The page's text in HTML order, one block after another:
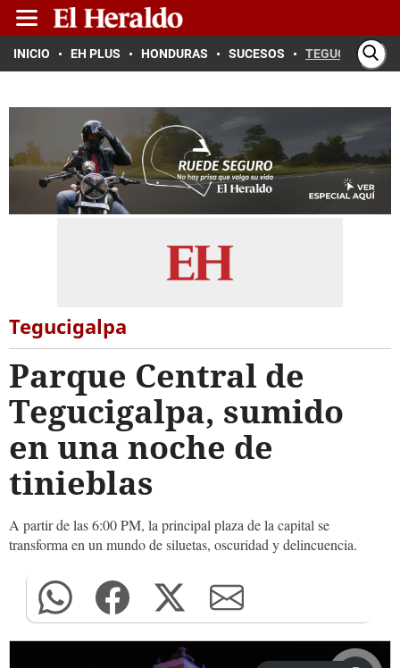
INICIO EH PLUS HONDURAS SUCESOS TEGUCIGALPA
Tegucigalpa
Parque Central de
Tegucigalpa, sumido
en una noche de
tinieblas
A partir de las 6:00 PM, la principal plaza de la capital se
transforma en un mundo de siluetas, oscuridad y delincuencia.